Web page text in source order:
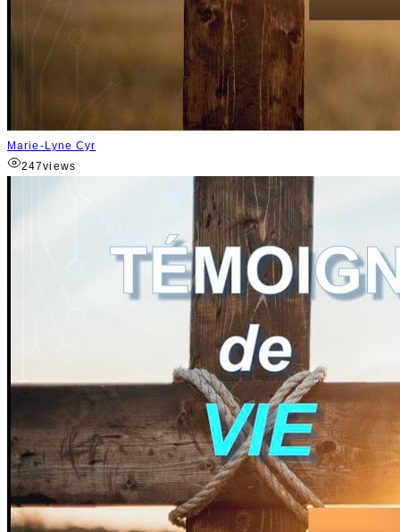
Marie-Lyne Cyr
247views